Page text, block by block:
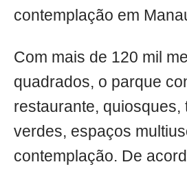
contemplação em
Com mais de 120 mil
quadrados, o parque
restaurante, quiosques,
verdes, espaços
contemplação. De